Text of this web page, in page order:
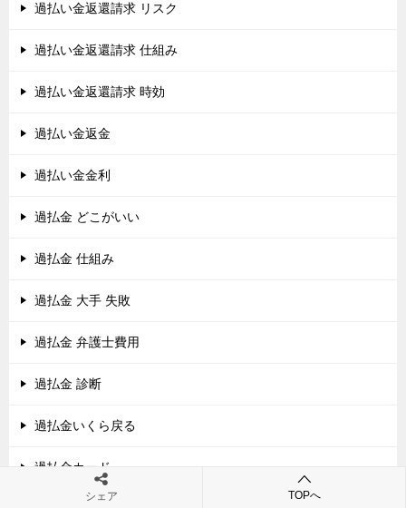
過払い金返還請求 リスク
過払い金返還請求 仕組み
過払い金返還請求 時効
過払い金返金
過払い金金利
過払金 どこがいい
過払金 仕組み
過払金 大手 失敗
過払金 弁護士費用
過払金 診断
過払金いくら戻る
過払金カード
シェア TOPへ